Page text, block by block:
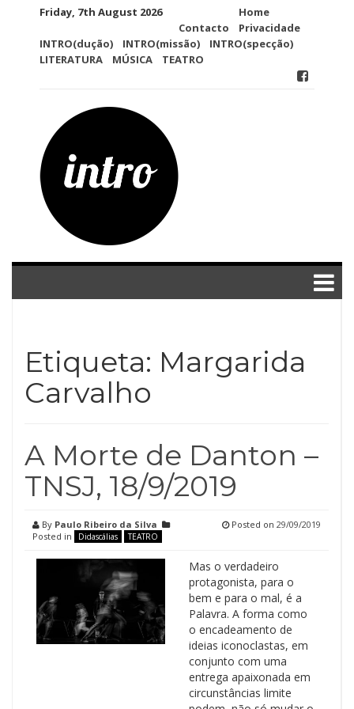
Friday, 7th August 2026
Contacto
Home
Privacidade
INTRO(dução)
INTRO(missão)
INTRO(specção)
LITERATURA
MÚSICA TEATRO
Etiqueta: Margarida
Carvalho
A Morte de Danton –
TNSJ, 18/9/2019
By Paulo Ribeiro da Silva
Posted in
Didascálias TEATRO
Posted on 29/09/2019
Mas o verdadeiro
protagonista, para o
bem e para o mal, é a
Palavra. A forma como
o encadeamento de
ideias iconoclastas, em
conjunto com uma
entrega apaixonada em
circunstâncias limite